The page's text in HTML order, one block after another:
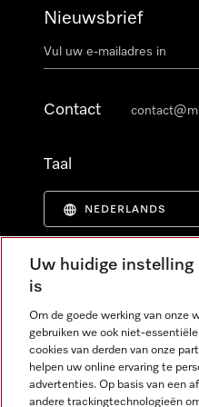
Nieuwsbrief
Contact
Taal
NEDERLANDS
Uw huidige
is
Om de goede werking van onze
gebruiken we ook niet-
cookies van derden van onze
helpen uw online ervaring te
advertenties. Op basis van een
andere trackingtechnologieën